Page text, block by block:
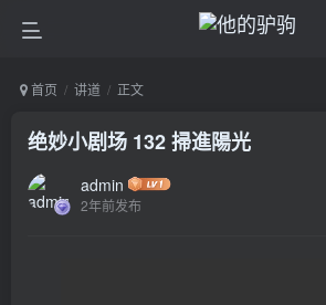
首页 讲道 正文
绝妙小剧场 132 掃進陽光
admin
2年前发布